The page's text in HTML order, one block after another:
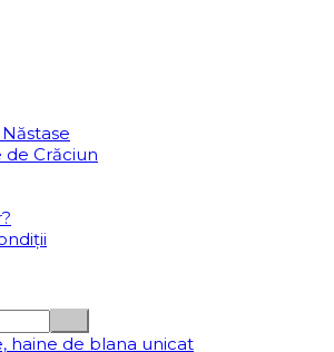
de Crăciun